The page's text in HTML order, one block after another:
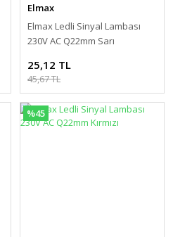
Elmax
Elmax Ledli Sinyal Lambası
230V AC Q22mm Sarı
25,12 TL
45,67 TL
%45